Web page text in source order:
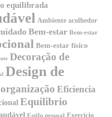
equilibrada
Ambiente acolhedor
Bem-estar Bem-estar
Bem-estar físico
Decoração de
Design de
Eficiencia
Equilibrio
Estilo pessoal Exercício